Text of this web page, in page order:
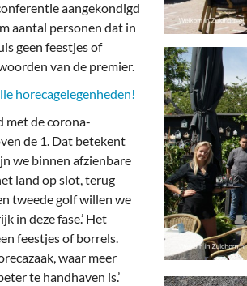
On-line bestellen in Zuidhorn
Financiën, Makelaars & Hypotheken
Diensten, Gemak & Zakelijk
(Ver) Bouw & Onderhoud
Bedrijventerreinen
Bedrijven in de Regio Zuidhorn
Bedrijven van Vroeger
aangekondigd
aantal personen dat in
geen feestjes of
van de premier.
horecagelegenheden!
met de corona-
de 1. Dat betekent
we binnen afzienbare
land op slot, terug
tweede golf willen we
in deze fase.’ Het
feestjes of borrels.
waar meer
te handhaven is.’